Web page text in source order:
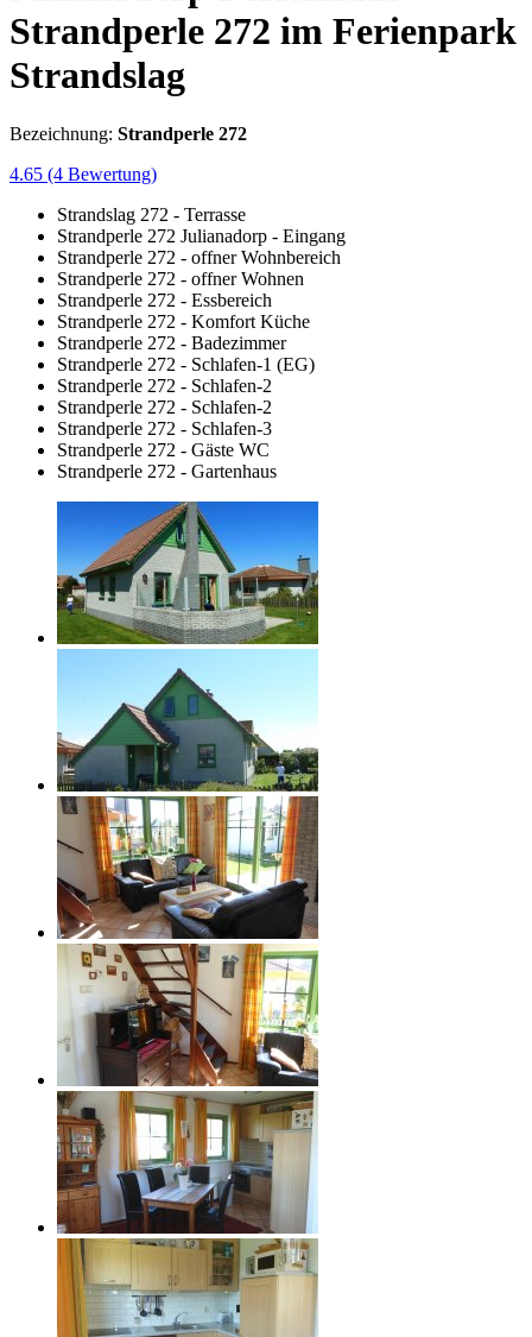
Strandperle 272 im Ferienpark
Strandslag
Bezeichnung: Strandperle 272
4.65 (4 Bewertung)
Strandslag 272 - Terrasse
Strandperle 272 Julianadorp - Eingang
Strandperle 272 - offner Wohnbereich
Strandperle 272 - offner Wohnen
Strandperle 272 - Essbereich
Strandperle 272 - Komfort Küche
Strandperle 272 - Badezimmer
Strandperle 272 - Schlafen-1 (EG)
Strandperle 272 - Schlafen-2
Strandperle 272 - Schlafen-2
Strandperle 272 - Schlafen-3
Strandperle 272 - Gäste WC
Strandperle 272 - Gartenhaus